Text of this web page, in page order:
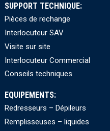
SUPPORT TECHNIQUE:
Pièces de rechange
Interlocuteur SAV
Visite sur site
Interlocuteur Commercial
Conseils techniques
EQUIPEMENTS:
Redresseurs – Dépileurs
Remplisseuses – liquides